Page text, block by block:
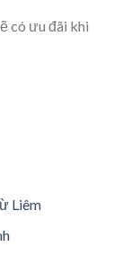
có ưu đãi khi
Liêm